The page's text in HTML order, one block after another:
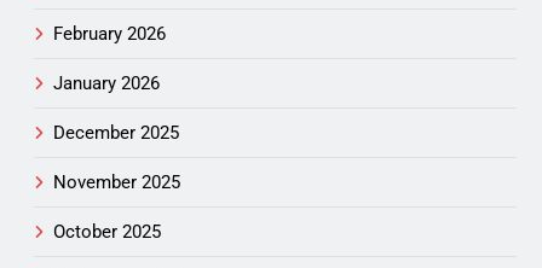
February 2026
January 2026
December 2025
November 2025
October 2025